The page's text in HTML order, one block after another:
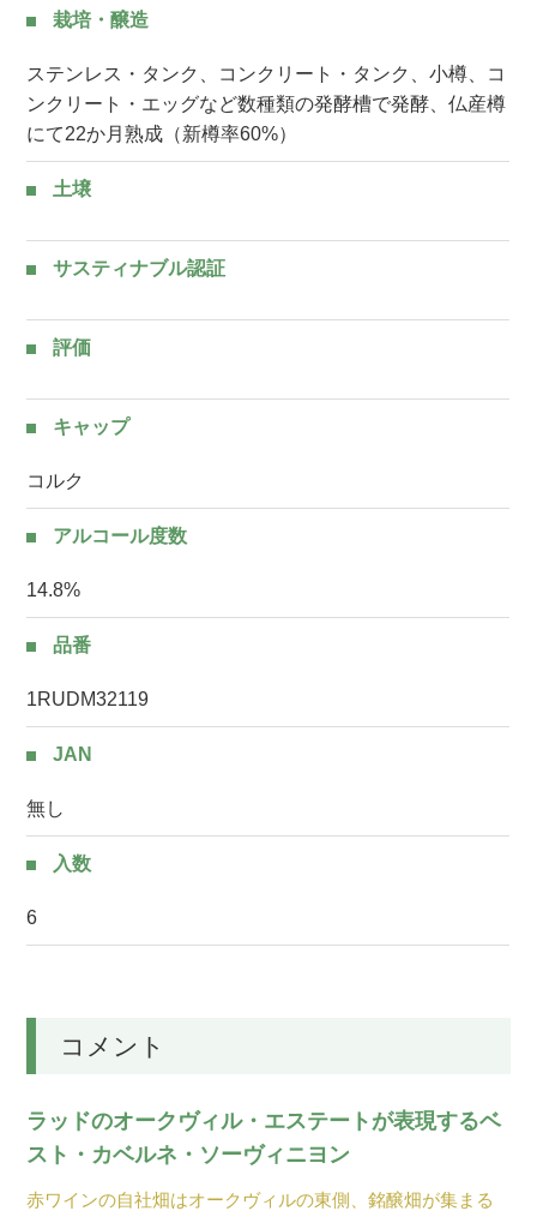
栽培・醸造
ステンレス・タンク、コンクリート・タンク、小樽、コ
ンクリート・エッグなど数種類の発酵槽で発酵、仏産樽
にて22か月熟成（新樽率60%）
土壌
サスティナブル認証
評価
キャップ
コルク
アルコール度数
14.8%
品番
1RUDM32119
JAN
無し
入数
6
コメント
ラッドのオークヴィル・エステートが表現するベ
スト・カベルネ・ソーヴィニヨン
赤ワインの自社畑はオークヴィルの東側、銘醸畑が集まる